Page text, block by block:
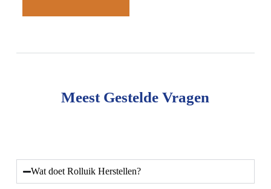
Meest Gestelde Vragen
Wat doet Rolluik Herstellen?